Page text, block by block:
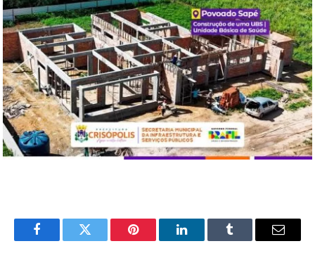
FacebookTwitter Pinterest LinkedInTumblr Email